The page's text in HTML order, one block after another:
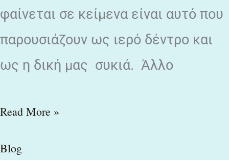
φαίνεται σε κείμενα είναι αυτό που
παρουσιάζουν ως ιερό δέντρο και
ως η δική μας συκιά. Άλλο
Read More »
Blog